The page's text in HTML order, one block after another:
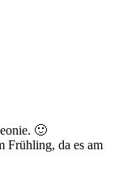
🙂
Frühling, da es am